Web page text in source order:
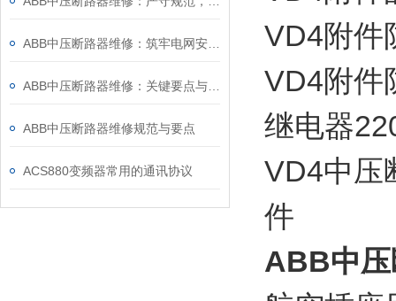
ABB中压断路器维修规范与要点
ACS880变频器常用的通讯协议
VD4附件
VD4附
继电器
VD4中压
件
ABB中压